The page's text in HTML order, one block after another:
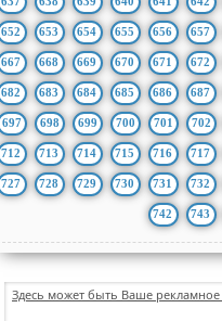
652 653 654 655 656 657
667 668 669 670 671 672
682 683 684 685 686 687
697 698 699 700 701 702
712 713 714 715 716 717
727 728 729 730 731 732
742 743
Здесь может быть Ваше